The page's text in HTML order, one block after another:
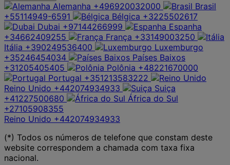
Alemanha +496920032000
Brasil
+55114949-6591
Bélgica +3225502617
Dubai +97144266999
Espanha
+34662409255
França +33149003250
Itália +390249536400
Luxemburgo
+35246454034
Países Baixos
+31205405405
Polônia +48221670000
Portugal +351213583222
Reino Unido +442074934933
Suiça
+41227500680
África do Sul
+27105908355
Reino Unido +442074934933
(*) Todos os números de telefone que constam deste
website correspondem a chamada com taxa fixa
nacional.